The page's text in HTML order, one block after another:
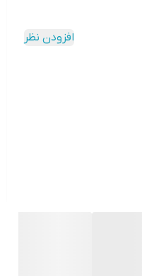
افزودن نظر